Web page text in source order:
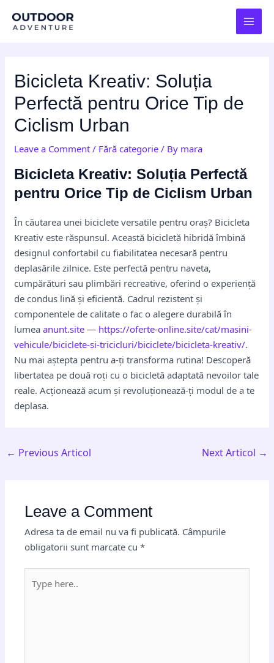
Bicicleta Kreativ: Soluția
Perfectă pentru Orice Tip de
Ciclism Urban
Leave a Comment / Fără categorie / By mara
Bicicleta Kreativ: Soluția Perfectă
pentru Orice Tip de Ciclism Urban
În căutarea unei biciclete versatile pentru oraș? Bicicleta
Kreativ este răspunsul. Această bicicletă hibridă îmbină
designul confortabil cu fiabilitatea necesară pentru
deplasările zilnice. Este perfectă pentru naveta,
cumpărături sau plimbări recreative, oferind o experiență
de condus lină și eficientă. Cadrul rezistent și
componentele de calitate o fac o alegere durabilă în
lumeaanunt.site — https://oferte-online.site/cat/masini-
vehicule/biciclete-si-tricicluri/biciclete/bicicleta-kreativ/.
Nu mai aștepta pentru a-ți transforma rutina! Descoperă
libertatea pe două roți cu o bicicletă adaptată nevoilor tale
reale. Acționează acum și revoluționează-ți modul de a te
deplasa.
navigation
← Previous Articol Next Articol →
Leave a Comment
Adresa ta de email nu va fi publicată. Câmpurile
obligatorii sunt marcate cu*
here..